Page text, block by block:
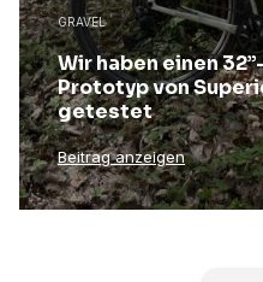
GRAVEL
Wir haben einen
Prototyp von
getestet
Beitrag anzeigen